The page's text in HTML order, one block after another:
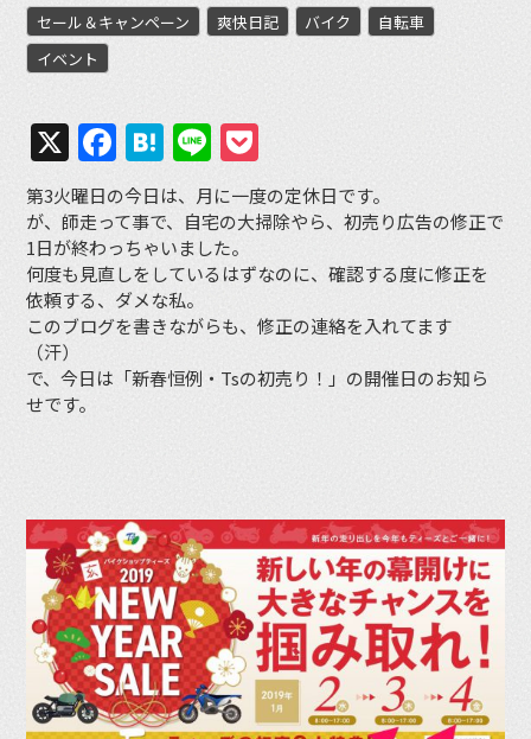
セール＆キャンペーン 爽快日記 バイク
自転車
イベント
X Facebook
Hatena
Line
第3火曜日の今日は、月に一度の定休日です。
が、師走って事で、自宅の大掃除やら、初売り広告の修正で
1日が終わっちゃいました。
何度も見直しをしているはずなのに、確認する度に修正を
依頼する、ダメな私。
このブログを書きながらも、修正の連絡を入れてます
（汗）
で、今日は「新春恒例・Tsの初売り！」の開催日のお知ら
せです。